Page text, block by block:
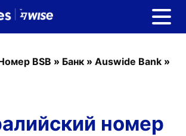
BSB » Банк » Auswide Bank »
номер